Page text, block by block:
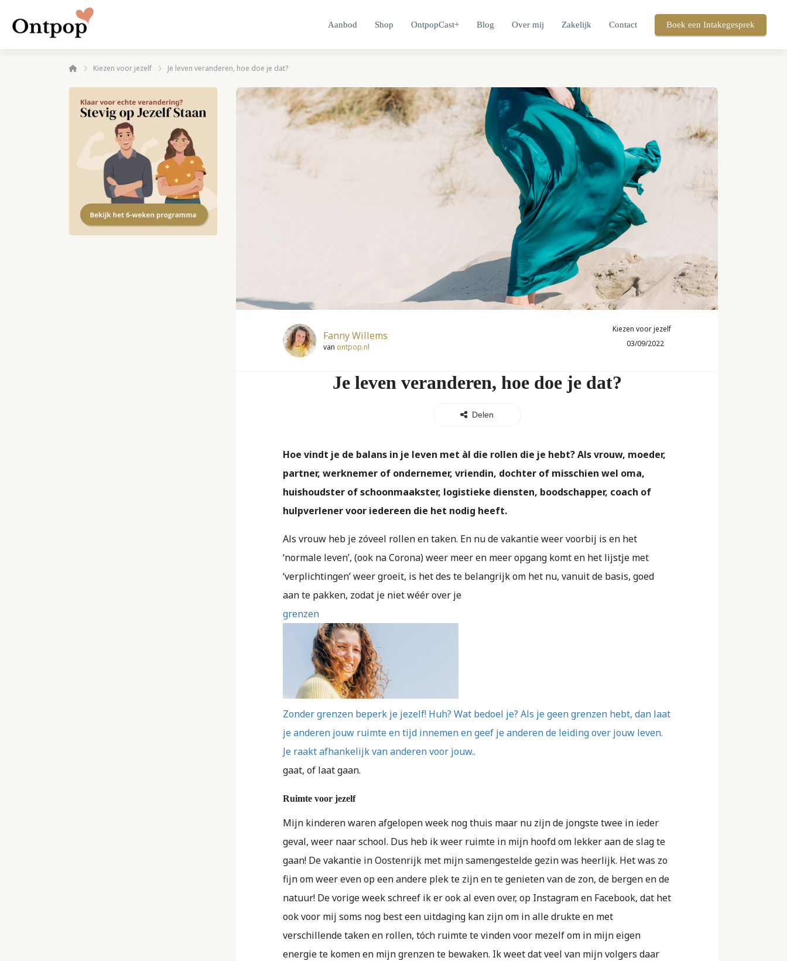
Aanbod Shop OntpopCast+ Blog Over mij Zakelijk Contact Boek een Intakegesprek
Kiezen voor jezelf Je leven veranderen, hoe doe je dat?
Fanny Willems
van ontpop.nl
Kiezen voor jezelf
03/09/2022
Je leven veranderen, hoe doe je dat?
Delen
Hoe vindt je de balans in je leven met àl die rollen die je hebt? Als vrouw, moeder,
partner, werknemer of ondernemer, vriendin, dochter of misschien wel oma,
huishoudster of schoonmaakster, logistieke diensten, boodschapper, coach of
hulpverlener voor iedereen die het nodig heeft.
Als vrouw heb je zóveel rollen en taken. En nu de vakantie weer voorbij is en het
‘normale leven’, (ook na Corona) weer meer en meer opgang komt en het lijstje met
‘verplichtingen’ weer groeit, is het des te belangrijk om het nu, vanuit de basis, goed
aan te pakken, zodat je niet wéér over je
grenzen
Zonder grenzen beperk je jezelf! Huh? Wat bedoel je? Als je geen grenzen hebt, dan laat
je anderen jouw ruimte en tijd innemen en geef je anderen de leiding over jouw leven.
Je raakt afhankelijk van anderen voor jouw..
gaat, of laat gaan.
Ruimte voor jezelf
Mijn kinderen waren afgelopen week nog thuis maar nu zijn de jongste twee in ieder
geval, weer naar school. Dus heb ik weer ruimte in mijn hoofd om lekker aan de slag te
gaan! De vakantie in Oostenrijk met mijn samengestelde gezin was heerlijk. Het was zo
fijn om weer even op een andere plek te zijn en te genieten van de zon, de bergen en de
natuur! De vorige week schreef ik er ook al even over, op Instagram en Facebook, dat het
ook voor mij soms nog best een uitdaging kan zijn om in alle drukte en met
verschillende taken en rollen, tóch ruimte te vinden voor mezelf om in mijn eigen
energie te komen en mijn grenzen te bewaken. Ik weet dat veel van mijn volgers daar